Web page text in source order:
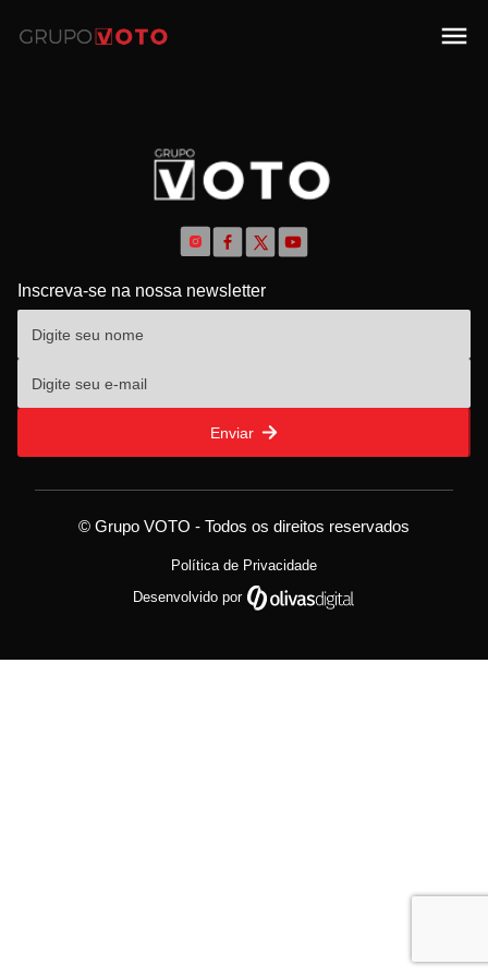
Inscreva-se na nossa newsletter
Enviar
© Grupo VOTO - Todos os direitos reservados
Política de Privacidade
Desenvolvido por